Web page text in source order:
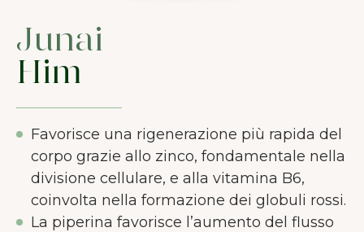
Junai
Him
Favorisce una rigenerazione più rapida del
corpo grazie allo zinco, fondamentale nella
divisione cellulare, e alla vitamina B6,
coinvolta nella formazione dei globuli rossi.
La piperina favorisce l’aumento del flusso